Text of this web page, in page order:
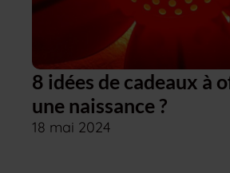
8 idées de cadeaux à
une naissance ?
18 mai 2024